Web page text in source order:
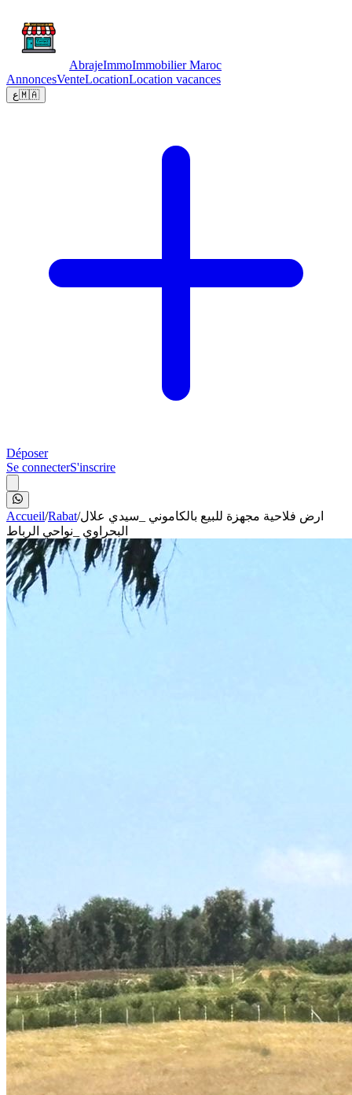
AbrajeImmoImmobilier Maroc
AnnoncesVenteLocationLocation vacances
ع🇲🇦
Déposer
Se connecterS'inscrire
Accueil/Rabat/ارض فلاحية مجهزة للبيع بالكاموني _سيدي علال
البحراوي _نواحي الرباط